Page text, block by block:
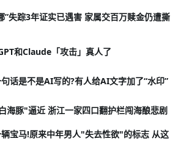
”失踪3年证实已遇害 家属交百万赎金仍遭撕
和Claude「攻击」真人了
话是不是AI写的?有人给AI文字加了“水印”
海豚"逼近 浙江一家四口翻护栏闯海酿悲剧
宝马!原来中年男人"失去性欲"的标志 从这